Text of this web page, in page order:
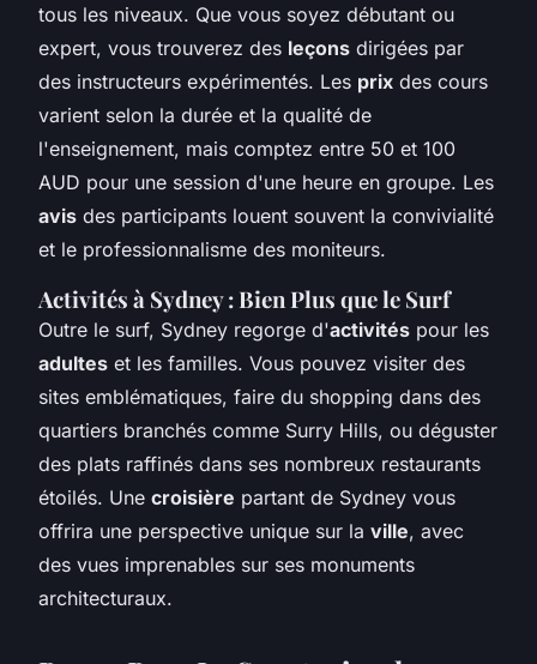
tous les niveaux. Que vous soyez débutant ou
expert, vous trouverez des leçons dirigées par
des instructeurs expérimentés. Les prix des cours
varient selon la durée et la qualité de
l'enseignement, mais comptez entre 50 et 100
AUD pour une session d'une heure en groupe. Les
avis des participants louent souvent la convivialité
et le professionnalisme des moniteurs.
Activités à Sydney : Bien Plus que le Surf
Outre le surf, Sydney regorge d'activités pour les
adultes et les familles. Vous pouvez visiter des
sites emblématiques, faire du shopping dans des
quartiers branchés comme Surry Hills, ou déguster
des plats raffinés dans ses nombreux restaurants
étoilés. Une croisière partant de Sydney vous
offrira une perspective unique sur la ville, avec
des vues imprenables sur ses monuments
architecturaux.